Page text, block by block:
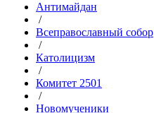
Антимайдан
/
Всеправославный собор
/
Католицизм
/
Комитет 2501
/
Новомученики